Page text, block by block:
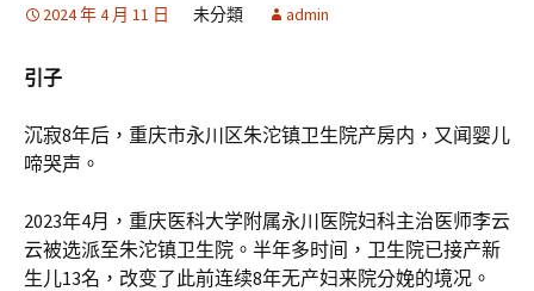
2024 年 4 月 11 日 未分類 admin
引子
沉寂8年后，重庆市永川区朱沱镇卫生院产房内，又闻婴儿
啼哭声。
2023年4月，重庆医科大学附属永川医院妇科主治医师李云
云被选派至朱沱镇卫生院。半年多时间，卫生院已接产新
生儿13名，改变了此前连续8年无产妇来院分娩的境况。